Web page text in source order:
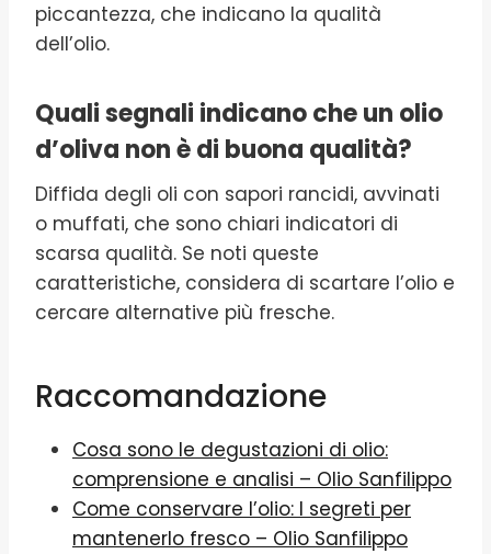
piccantezza, che indicano la qualità
dell’olio.
Quali segnali indicano che un olio
d’oliva non è di buona qualità?
Diffida degli oli con sapori rancidi, avvinati
o muffati, che sono chiari indicatori di
scarsa qualità. Se noti queste
caratteristiche, considera di scartare l’olio e
cercare alternative più fresche.
Raccomandazione
Cosa sono le degustazioni di olio:
comprensione e analisi – Olio Sanfilippo
Come conservare l’olio: I segreti per
mantenerlo fresco – Olio Sanfilippo